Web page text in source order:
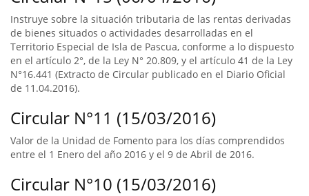
Instruye sobre la situación tributaria de las rentas derivadas
de bienes situados o actividades desarrolladas en el
Territorio Especial de Isla de Pascua, conforme a lo dispuesto
en el artículo 2°, de la Ley N° 20.809, y el artículo 41 de la Ley
N°16.441 (Extracto de Circular publicado en el Diario Oficial
de 11.04.2016).
Circular N°11 (15/03/2016)
Valor de la Unidad de Fomento para los días comprendidos
entre el 1 Enero del año 2016 y el 9 de Abril de 2016.
Circular N°10 (15/03/2016)